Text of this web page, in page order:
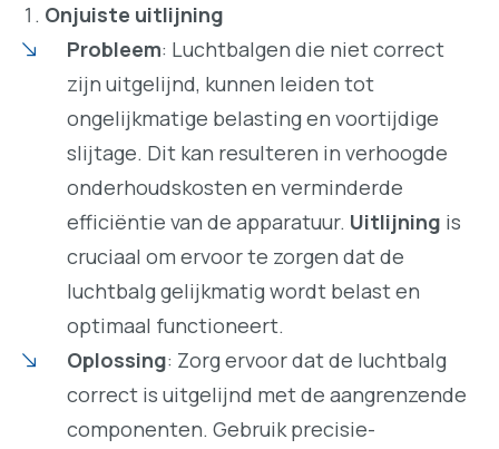
Onjuiste uitlijning
Probleem: Luchtbalgen die niet correct
zijn uitgelijnd, kunnen leiden tot
ongelijkmatige belasting en voortijdige
slijtage. Dit kan resulteren in verhoogde
onderhoudskosten en verminderde
efficiëntie van de apparatuur. Uitlijning is
cruciaal om ervoor te zorgen dat de
luchtbalg gelijkmatig wordt belast en
optimaal functioneert.
Oplossing: Zorg ervoor dat de luchtbalg
correct is uitgelijnd met de aangrenzende
componenten. Gebruik precisie-